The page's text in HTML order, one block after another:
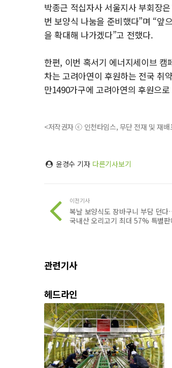
박종근 적십자사 서울지사 부회장
번 보양식 나눔을 준비했다”며 “앞
을 확대해 나가겠다”고 전했다.
한편, 이번 혹서기 에너지세이브 캠
차는 고려아연이 후원하는 전국 취
만1490가구에 고려아연의 후원으
<저작권자 ⓒ 인천타임스, 무단 전재 및 재배
윤경수 기자 다른기사보기
이전기사
복날 보양식도 장바구니 부담 던다
국내산 오리고기 최대 57% 특별판
관련기사
헤드라인